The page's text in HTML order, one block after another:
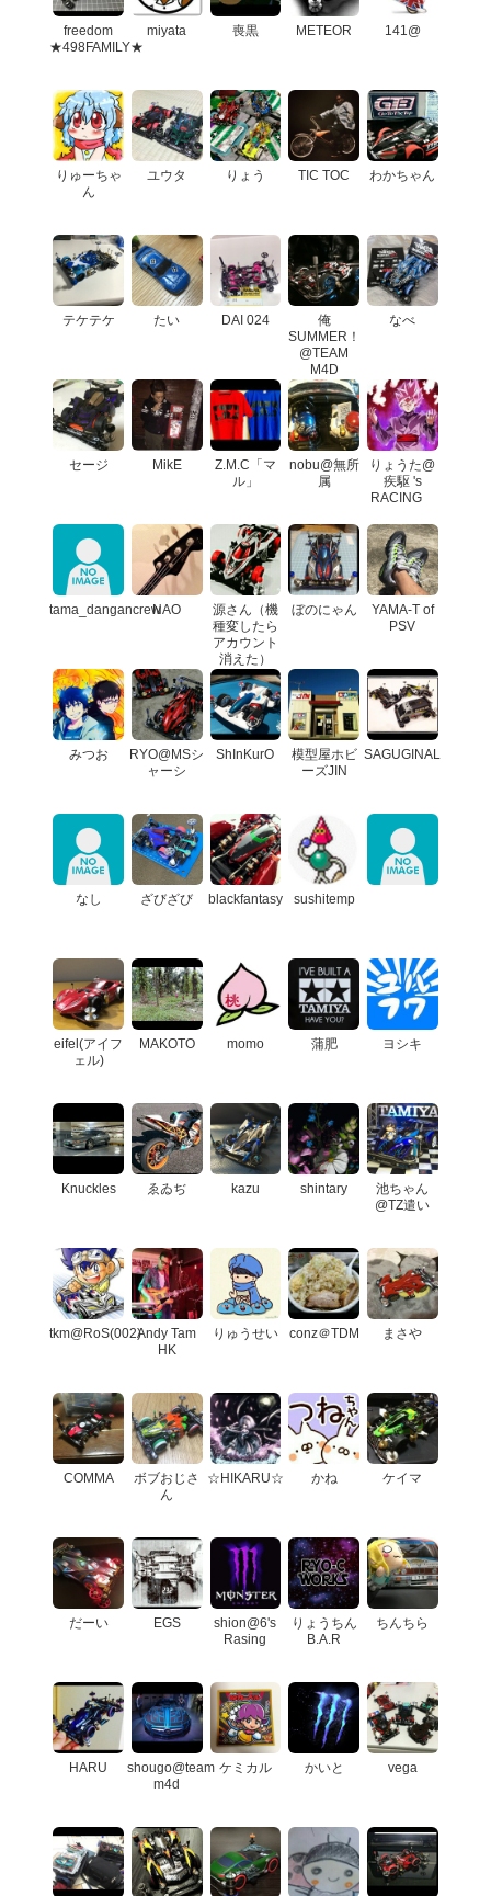
freedom
★498FAMILY★
miyata 喪黒 METEOR 141@
りゅーちゃ
ん
ユウタ りょう TIC TOC わかちゃん
テケテケ たい DAI 024
俺
SUMMER！
@TEAM
M4D
なべ
セージ MikE
Z.M.C「マ
ル」
nobu@無所
属
りょうた@
疾駆 's
RACING
tama_dangancrewNAO
源さん（機
種変したら
アカウント
消えた）
ぼのにゃん
YAMA-T of
PSV
みつお
RYO@MSシ
ャーシ
ShInKurO
模型屋ホビ
ーズJIN
SAGUGINAL
なし ざびざび blackfantasy sushitemp
eifel(アイフ
ェル)
MAKOTO momo 蒲肥 ヨシキ
Knuckles ゑゐぢ kazu shintary
池ちゃん
@TZ遣い
tkm@RoS(002)Andy Tam
HK
りゅうせい conz＠TDM まさや
COMMA
ボブおじさ
ん
☆HIKARU☆ かね ケイマ
だーい EGS
shion@6's
Rasing
りょうちん
B.A.R
ちんちら
HARU
shougo@team
m4d
ケミカル かいと vega